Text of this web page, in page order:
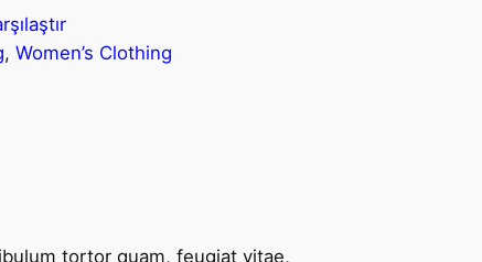
, Women’s Clothing
tortor quam, feugiat vitae,